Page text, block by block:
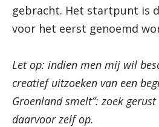
gebracht. Het startpunt is
voor het eerst genoemd
Let op: indien men mij wil
creatief uitzoeken van een
Groenland smelt”: zoek
daarvoor zelf op.